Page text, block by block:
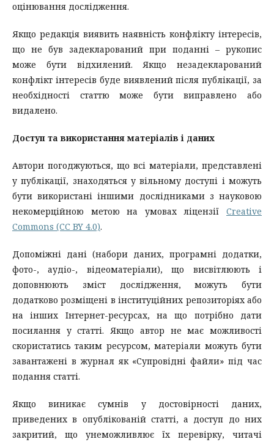
оцінювання дослідження.
Якщо редакція виявить наявність конфлікту інтересів,
що не був задекларований при поданні – рукопис
може бути відхилений. Якщо незадекларований
конфлікт інтересів буде виявлений після публікації, за
необхідності статтю може бути виправлено або
видалено.
Доступ та використання матеріалів і даних
Автори погоджуються, що всі матеріали, представлені
у публікації, знаходяться у вільному доступі і можуть
бути використані іншими дослідниками з науковою
некомерційною метою на умовах ліцензії Creative
Commons (CC BY 4.0).
Допоміжні дані (набори даних, програмні додатки,
фото-, аудіо-, відеоматеріали), що висвітлюють і
доповнюють зміст дослідження, можуть бути
додатково розміщені в інституційних репозиторіях або
на інших Інтернет-ресурсах, на що потрібно дати
посилання у статті. Якщо автор не має можливості
скористатись таким ресурсом, матеріали можуть бути
завантажені в журнал як «Супровідні файли» під час
подання статті.
Якщо виникає сумнів у достовірності даних,
приведених в опублікованій статті, а доступ до них
закритий, що унеможливлює їх перевірку, читачі